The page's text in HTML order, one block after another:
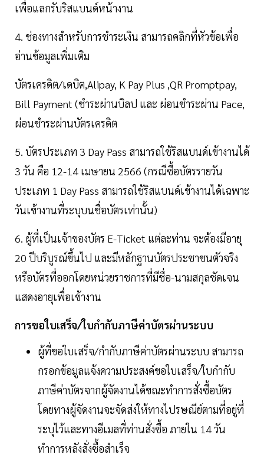
เพื่อแลกรับริสแบนด์หน้างาน
4. ช่องทางสำหรับการชำระเงิน สามารถคลิกที่หัวข้อเพื่อ
อ่านข้อมูลเพิ่มเติม
บัตรเครดิต/เดบิต,Alipay, K Pay Plus ,QR Promptpay,
Bill Payment (ชำระผ่านบิลป และ ผ่อนชำระผ่าน Pace,
ผ่อนชำระผ่านบัตรเครดิต
5. บัตรประเภท 3 Day Pass สามารถใช้ริสแบนด์เข้างานได้
3 วัน คือ 12-14 เมษายน 2566 (กรณีซื้อบัตรรายวัน
ประเภท 1 Day Pass สามารถใช้ริสแบนด์เข้างานได้เฉพาะ
วันเข้างานที่ระบุบนชื่อบัตรเท่านั้น)
6. ผู้ที่เป็นเจ้าของบัตร E-Ticket แต่ละท่าน จะต้องมีอายุ
20 ปีบริบูรณ์ขึ้นไป และมีหลักฐานบัตรประชาชนตัวจริง
หรือบัตรที่ออกโดยหน่วยราชการที่มีชื่อ-นามสกุลชัดเจน
แสดงอายุเพื่อเข้างาน
การขอใบเสร็จ/ใบกำกับภาษีค่าบัตรผ่านระบบ
ผู้ที่ขอใบเสร็จ/กำกับภาษีค่าบัตรผ่านระบบ สามารถ
กรอกข้อมูลแจ้งความประสงค์ขอใบเสร็จ/ใบกำกับ
ภาษีค่าบัตรจากผู้จัดงานได้ขณะทำการสั่งซื้อบัตร
โดยทางผู้จัดงานจะจัดส่งให้ทางไปรษณีย์ตามที่อยู่ที่
ระบุไว้และทางอีเมลที่ท่านสั่งซื้อ ภายใน 14 วัน
ทำการหลังสั่งซื้อสำเร็จ